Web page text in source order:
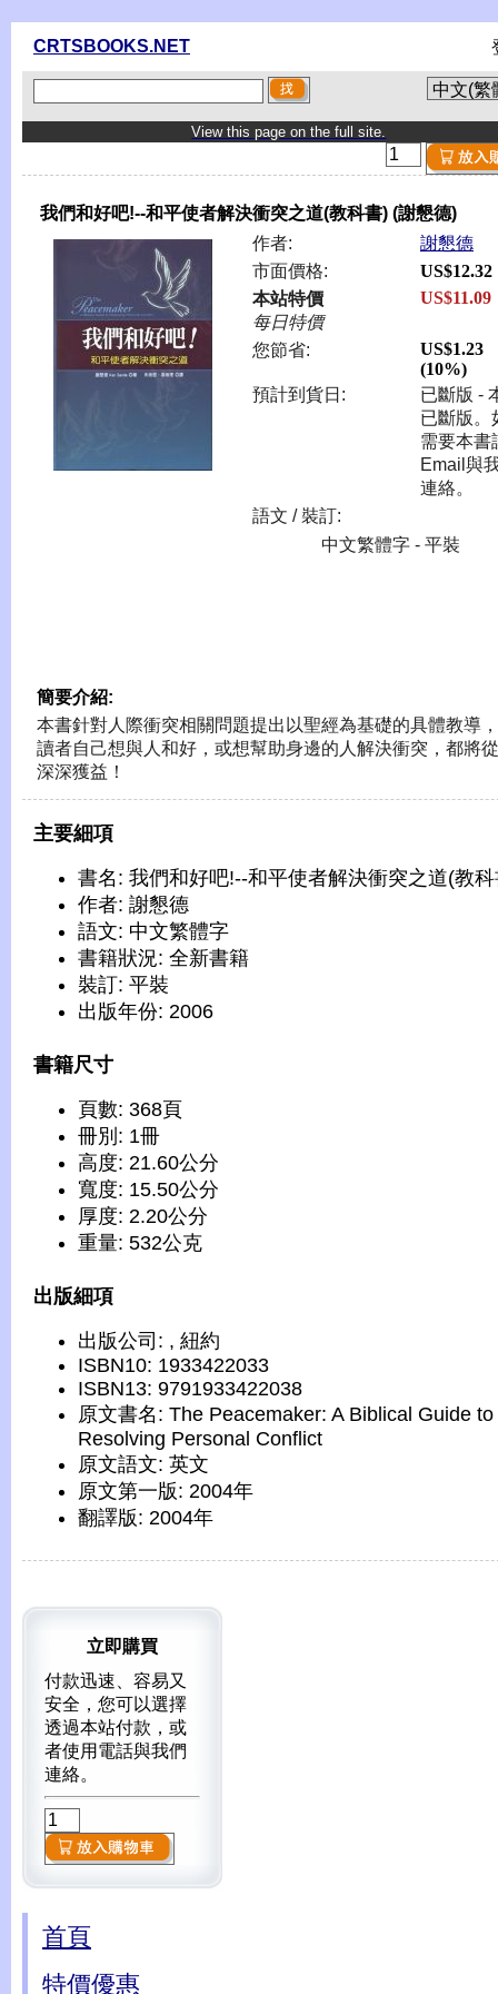
CRTSBOOKS.NET
View this page on the full site.
我們和好吧!--和平使者解決衝突之道(教科書) (謝懇德)
作者:
謝懇德
市面價格:
US$12.32
本站特價
每日特價
US$11.09
您節省:
US$1.23
(10%)
預計到貨日:
已斷版 -
已斷版。
需要本書
Email與
連絡。
語文 / 裝訂:
中文繁體字 - 平裝
簡要介紹:
本書針對人際衝突相關問題提出以聖經為基礎的具體教導
讀者自己想與人和好，或想幫助身邊的人解決衝突，都將
深深獲益！
主要細項
書名: 我們和好吧!--和平使者解決衝突之道(教
作者: 謝懇德
語文: 中文繁體字
書籍狀況: 全新書籍
裝訂: 平裝
出版年份: 2006
書籍尺寸
頁數: 368頁
冊別: 1冊
高度: 21.60公分
寬度: 15.50公分
厚度: 2.20公分
重量: 532公克
出版細項
出版公司: , 紐約
ISBN10: 1933422033
ISBN13: 9791933422038
原文書名: The Peacemaker: A Biblical Guide to
Resolving Personal Conflict
原文語文: 英文
原文第一版: 2004年
翻譯版: 2004年
立即購買
付款迅速、容易又
安全，您可以選擇
透過本站付款，或
者使用電話與我們
連絡。
首頁
特價優惠